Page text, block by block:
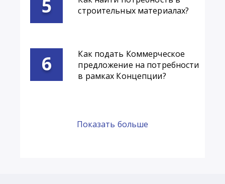
строительных материалах?
Как подать Коммерческое
предложение на потребности
в рамках Концепции?
Показать больше